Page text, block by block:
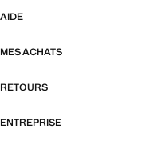
AIDE
MES ACHATS
RETOURS
ENTREPRISE